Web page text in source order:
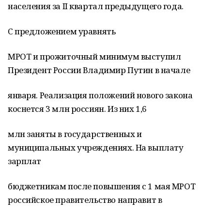
населения за II квартал предыдущего года.
С предложением уравнять
МРОТ и прожиточный минимум выступил
Президент России Владимир Путин в начале
января. Реализация положений нового закона
коснется 3 млн россиян. Из них 1,6
млн заняты в государственных и
муниципальных учреждениях. На выплату
зарплат
бюджетникам после повышения с 1 мая МРОТ
российское правительство направит в